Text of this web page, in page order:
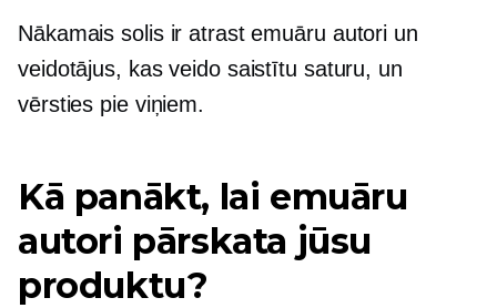
Nākamais solis ir atrast emuāru autori un
veidotājus, kas veido saistītu saturu, un
vērsties pie viņiem.
Kā panākt, lai emuāru
autori pārskata jūsu
produktu?